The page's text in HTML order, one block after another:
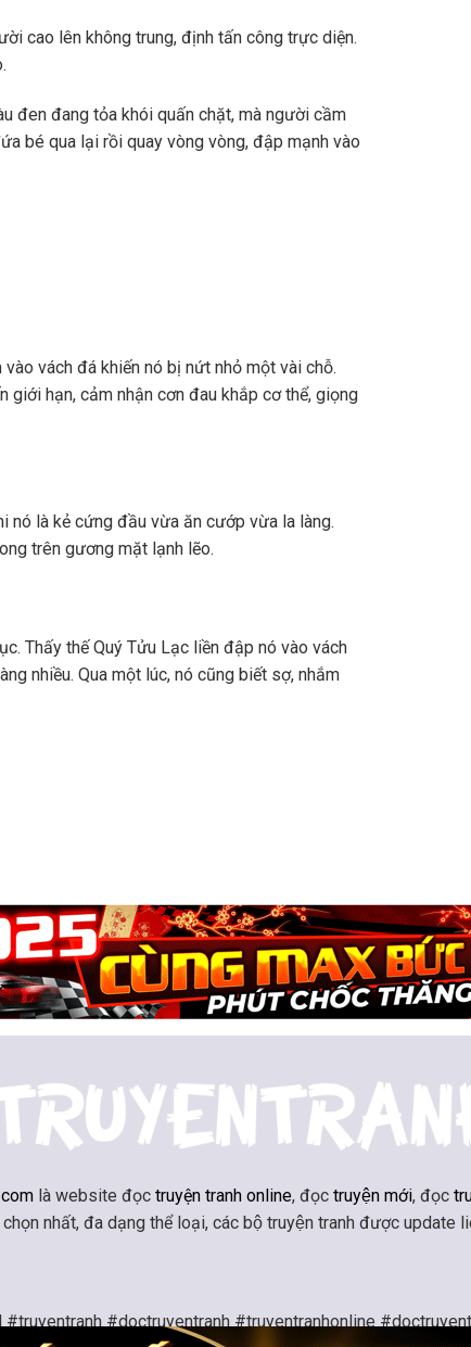
cao lên không trung, định tấn công trực diện.
đen đang tỏa khói quấn chặt, mà người cầm
bé qua lại rồi quay vòng vòng, đập mạnh vào
vách đá khiến nó bị nứt nhỏ một vài chỗ.
hạn, cảm nhận cơn đau khắp cơ thể, giọng
nó là kẻ cứng đầu vừa ăn cướp vừa la làng.
trên gương mặt lạnh lẽo.
Thấy thế Quý Tửu Lạc liền đập nó vào vách
nhiều. Qua một lúc, nó cũng biết sợ, nhắm
là website đọc truyện tranh online, đọc truyện mới, đọc
nhất, đa dạng thể loại, các bộ truyện tranh được update
#truyentranh #doctruyentranh #truyentranhonline